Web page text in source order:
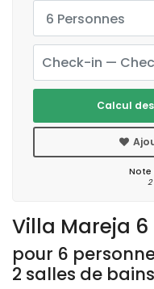
Villa Mareja
pour 6
2 salles de bains
6 Personnes
Calcul
Note
2